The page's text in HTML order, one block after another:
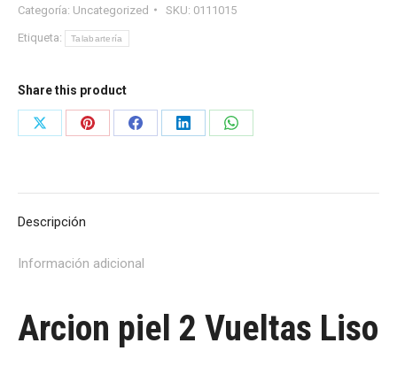
Vueltas
Liso
Categoría: Uncategorized SKU: 0111015
Etiqueta: Talabartería
Share this product
Share
Share
Share
Share
Share
Descripción
Información adicional
Arcion piel 2 Vueltas Liso